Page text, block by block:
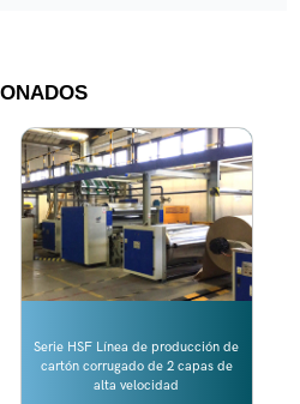
Serie HSF Línea de producción de
cartón corrugado de 2 capas de
alta velocidad